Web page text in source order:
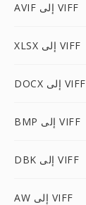
AVIF إلى VIFF
XLSX إلى VIFF
DOCX إلى VIFF
BMP إلى VIFF
DBK إلى VIFF
AW إلى VIFF